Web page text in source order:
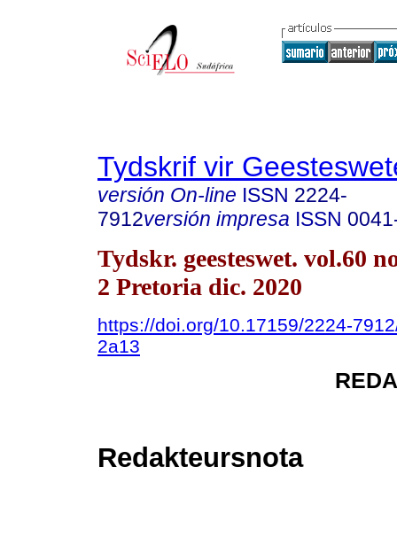
Tydskrif vir
versión On-line ISSN 2224-
7912versión impresa ISSN
Tydskr. geesteswet. vol.60
2 Pretoria dic. 2020
https://doi.org/10.17159/2224-
2a13
Redakteursnota